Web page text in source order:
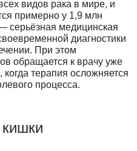
видов рака в мире, и
примерно у 1,9 млн
серьёзная медицинская
диагностики
При этом
обращается к врачу уже
терапия осложняется
процесса.